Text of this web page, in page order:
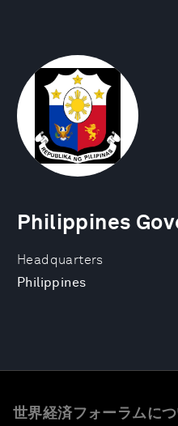
Headquarters
Philippines
Philippines
世界経済フォーラムに